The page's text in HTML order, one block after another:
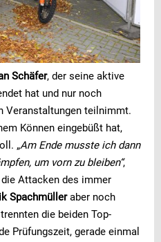
Schäfer, der seine aktive
hat und nur noch
Veranstaltungen teilnimmt.
Können eingebüßt hat,
„Am Ende musste ich dann
um vorn zu bleiben“,
die Attacken des immer
Spachmülleraber noch
die beiden Top-
Prüfungszeit, gerade einmal